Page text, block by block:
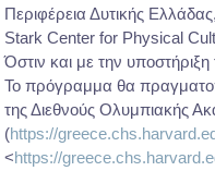
Περιφέρεια Δυτικής
Stark Center for Physical
Όστιν και με την
Το πρόγραμμα θα
της Διεθνούς Ολυμπιακής
(https://
<https://